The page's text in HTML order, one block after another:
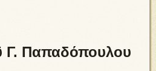
Γ. Παπαδόπουλου